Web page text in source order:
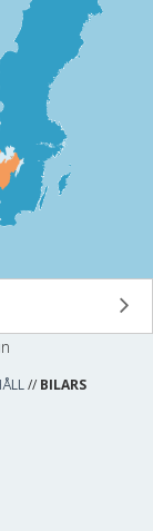
// BILARS